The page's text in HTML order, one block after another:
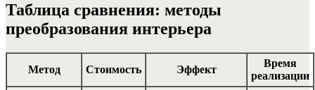
Таблица сравнения: методы
преобразования интерьера
Метод Стоимость Эффект
Время
реализации